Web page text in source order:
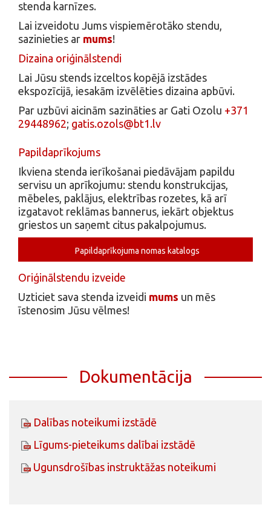
stenda karnīzes.
Lai izveidotu Jums vispiemērotāko stendu,
sazinieties ar mums!
Dizaina oriģinālstendi
Lai Jūsu stends izceltos kopējā izstādes
ekspozīcijā, iesakām izvēlēties dizaina apbūvi.
Par uzbūvi aicinām sazināties ar Gati Ozolu +371
29448962; gatis.ozols@bt1.lv
Papildaprīkojums
Ikviena stenda ierīkošanai piedāvājam papildu
servisu un aprīkojumu: stendu konstrukcijas,
mēbeles, paklājus, elektrības rozetes, kā arī
izgatavot reklāmas bannerus, iekārt objektus
griestos un saņemt citus pakalpojumus.
Papildaprīkojuma nomas katalogs
Oriģinālstendu izveide
Uzticiet sava stenda izveidi mums un mēs
īstenosim Jūsu vēlmes!
Dokumentācija
Dalības noteikumi izstādē
Līgums-pieteikums dalībai izstādē
Ugunsdrošības instruktāžas noteikumi